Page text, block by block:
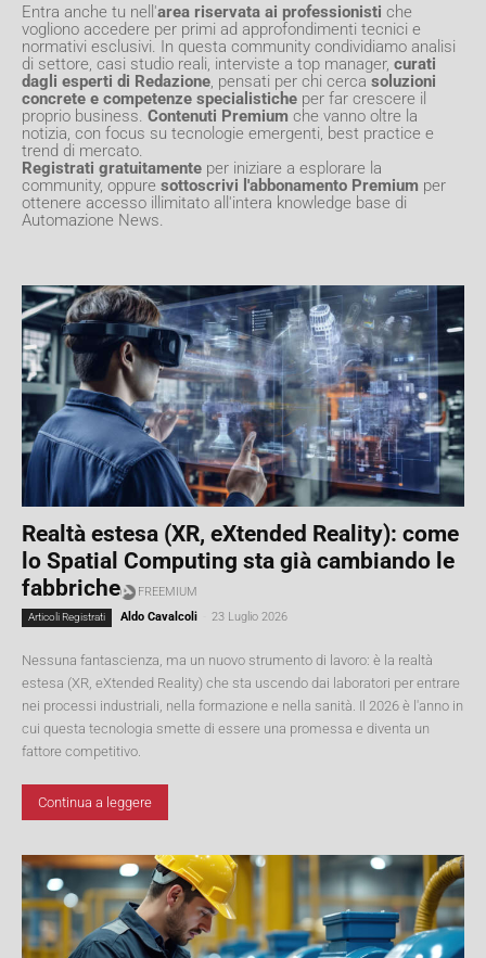
Entra anche tu nell'area riservata ai professionisti che
vogliono accedere per primi ad approfondimenti tecnici e
normativi esclusivi. In questa community condividiamo analisi
di settore, casi studio reali, interviste a top manager, curati
dagli esperti di Redazione , pensati per chi cerca soluzioni
concrete e competenze specialistiche per far crescere il
proprio business. Contenuti Premium che vanno oltre la
notizia, con focus su tecnologie emergenti, best practice e
trend di mercato.
Registrati gratuitamente per iniziare a esplorare la
community, oppure sottoscrivi l'abbonamento Premium per
ottenere accesso illimitato all'intera knowledge base di
Automazione News.
Realtà estesa (XR, eXtended Reality): come
lo Spatial Computing sta già cambiando le
fabbriche
Articoli Registrati Aldo Cavalcoli 23 Luglio 2026
Nessuna fantascienza, ma un nuovo strumento di lavoro: è la realtà
estesa (XR, eXtended Reality) che sta uscendo dai laboratori per entrare
nei processi industriali, nella formazione e nella sanità. Il 2026 è l'anno in
cui questa tecnologia smette di essere una promessa e diventa un
fattore competitivo.
Continua a leggere